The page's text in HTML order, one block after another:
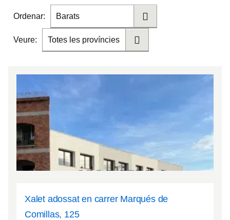
Ordenar: Barats
Veure: Totes les províncies
Xalet adossat en carrer Marqués de
Comillas, 125